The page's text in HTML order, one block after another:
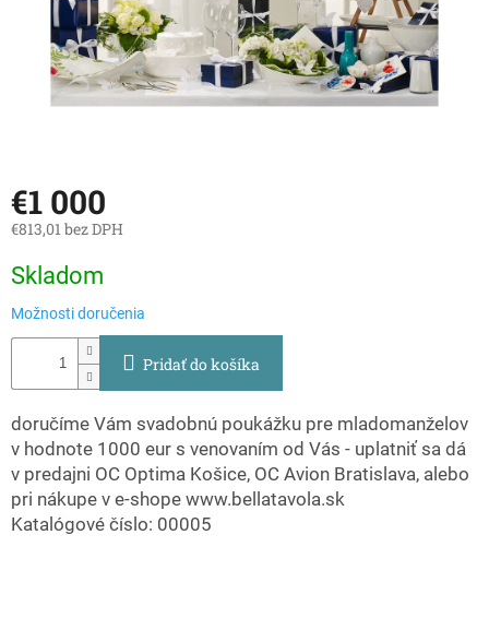
€1 000
€813,01 bez DPH
cena:
Skladom
Možnosti doručenia
Pridať do košíka
doručíme Vám svadobnú poukážku pre mladomanželov
v hodnote 1000 eur s venovaním od Vás - uplatniť sa dá
v predajni OC Optima Košice, OC Avion Bratislava, alebo
pri nákupe v e-shope www.bellatavola.sk
Katalógové číslo: 00005